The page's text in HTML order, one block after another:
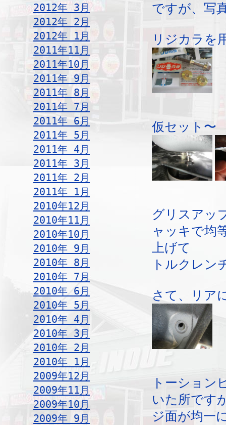
2012年 3月
2012年 2月
2012年 1月
2011年11月
2011年10月
2011年 9月
2011年 8月
2011年 7月
2011年 6月
2011年 5月
2011年 4月
2011年 3月
2011年 2月
2011年 1月
2010年12月
2010年11月
2010年10月
2010年 9月
2010年 8月
2010年 7月
2010年 6月
2010年 5月
2010年 4月
2010年 3月
2010年 2月
2010年 1月
2009年12月
2009年11月
2009年10月
2009年 9月
ですが、写
リジカラを
仮セット〜
グリスアッ
ャッキで均
上げて
トルクレン
さて、リア
トーション
いた所です
ジ面が均一